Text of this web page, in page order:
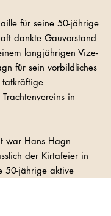
für seine 50-jährige
dankte Gauvorstand
langjährigen Vize-
für sein vorbildliches
in
war Hans Hagn
der Kirtafeier in
50-jährige aktive